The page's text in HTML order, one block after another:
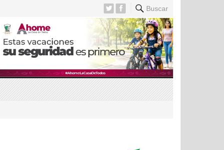
Buscar